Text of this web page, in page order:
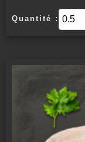
Quantité :